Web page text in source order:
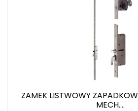
ZAMEK LISTWOWY
MECH....